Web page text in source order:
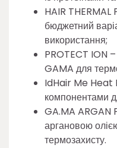
HAIR THERMAL
бюджетний
використання;
PROTECT ION –
GAMA для
IdHair Me Heat
компонентами
GA.MA ARGAN
аргановою
термозахисту.